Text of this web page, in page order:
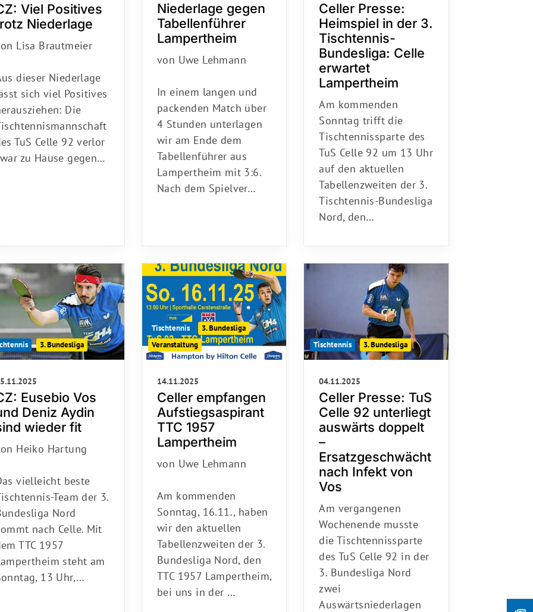
Viel Positives
Niederlage
Lisa Brautmeier
dieser Niederlage
sich viel Positives
Die
TuS Celle 92 verlor
zu Hause gegen…
Niederlage gegen
Tabellenführer
Lampertheim
von Uwe Lehmann
In einem langen und
packenden Match über
4 Stunden unterlagen
wir am Ende dem
Tabellenführer aus
Lampertheim mit 3:6.
Nach dem Spielver…
Celler Presse:
Heimspiel in der 3.
Tischtennis-
Bundesliga: Celle
erwartet
Lampertheim
Am kommenden
Sonntag trifft die
Tischtennissparte des
TuS Celle 92 um 13 Uhr
auf den aktuellen
Tabellenzweiten der 3.
Tischtennis-Bundesliga
Nord, den…
3. Bundesliga
Eusebio Vos
Deniz Aydin
wieder fit
Heiko Hartung
vielleicht beste
Team der 3.
Nord
nach Celle. Mit
TTC 1957
steht am
13 Uhr,…
Tischtennis
3. Bundesliga
Veranstaltung
14.11.2025
Celler empfangen
Aufstiegsaspirant
TTC 1957
Lampertheim
von Uwe Lehmann
Am kommenden
Sonntag, 16.11., haben
wir den aktuellen
Tabellenzweiten der 3.
Bundesliga Nord, den
TTC 1957 Lampertheim,
bei uns in der …
Tischtennis 3. Bundesliga
04.11.2025
Celler Presse: TuS
Celle 92 unterliegt
auswärts doppelt
–
Ersatzgeschwächt
nach Infekt von
Vos
Am vergangenen
Wochenende musste
die Tischtennissparte
des TuS Celle 92 in der
3. Bundesliga Nord
zwei
Auswärtsniederlagen
Mitglieder-Service
Alles zur Mitgliedschaft
Downloads
Termine
Fragen & Antworten
Geschäftsstelle
TuS Celle 92
Nienburger Straße 28
29225 Celle
0 51 41 / 4 26 76
hallo@tus92.de